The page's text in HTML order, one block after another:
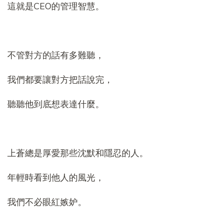
這就是CEO的管理智慧。
不管對方的話有多難聽，
我們都要讓對方把話說完，
聽聽他到底想表達什麼。
上蒼總是厚愛那些沈默和隱忍的人。
年輕時看到他人的風光，
我們不必眼紅嫉妒。